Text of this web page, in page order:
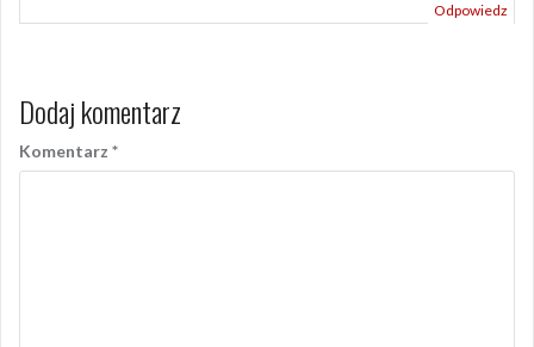
Odpowiedz
Dodaj komentarz
Komentarz *